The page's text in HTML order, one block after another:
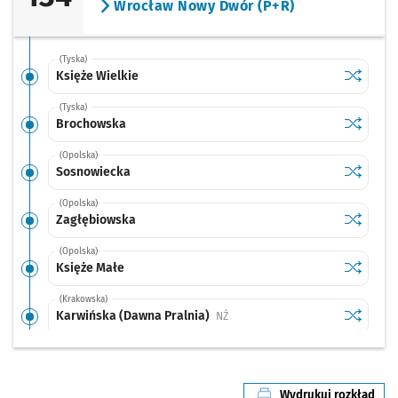
Wrocław Nowy Dwór (P+R)
(Tyska)
Księże Wielkie Sprawdź
Księże
(Tyska)
Brochowska Sprawdź
(Opolska)
Sosnowiecka Sprawdź
(Opolska)
Zagłębiowska Sprawdź
(Opolska)
Księże Małe Sprawdź
Księże
(Krakowska)
Karwińska (Dawna Pralnia) NŻPrzystanek na życzenie Sprawdź
(Krakowska)